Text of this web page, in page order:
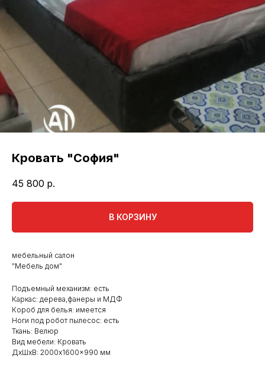
Кровать "София"
45 800 р.
В КОРЗИНУ
мебельный салон
"Мебель дом"
Подъемный механизм: есть
Каркас: дерева,фанеры и МДФ
Короб для белья: имеется
Ноги под робот пылесос: есть
Ткань: Велюр
Вид мебели: Кровать
ДxШxВ: 2000x1600x990 мм